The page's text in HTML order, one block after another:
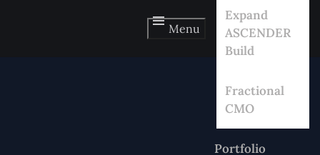
Menu
Expand
ASCENDER
Build
Fractional
CMO
Portfolio